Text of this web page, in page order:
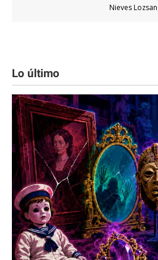
Nieves Lozsan
Lo último